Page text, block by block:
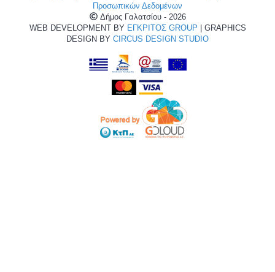
Προσωπικών Δεδομένων
Δήμος Γαλατσίου - 2026
WEB DEVELOPMENT BY ΕΓΚΡΙΤΟΣ GROUP | GRAPHICS
DESIGN BY CIRCUS DESIGN STUDIO